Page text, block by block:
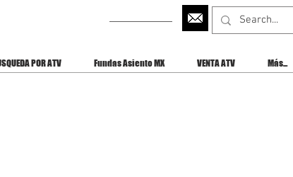
POR ATV Fundas Asiento MX VENTA ATV Más...